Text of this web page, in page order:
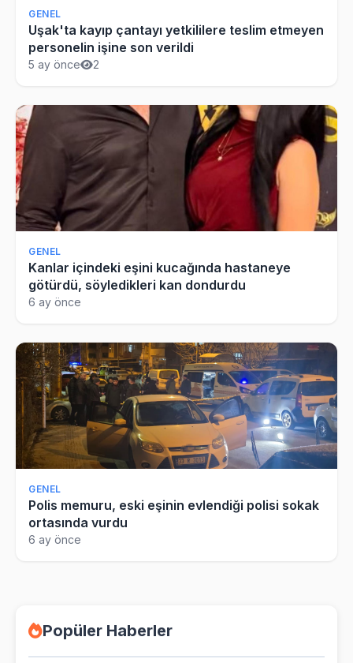
GENEL
Uşak'ta kayıp çantayı yetkililere teslim etmeyen
personelin işine son verildi
5 ay önce 2
GENEL
Kanlar içindeki eşini kucağında hastaneye
götürdü, söyledikleri kan dondurdu
6 ay önce
GENEL
Polis memuru, eski eşinin evlendiği polisi sokak
ortasında vurdu
6 ay önce
Popüler Haberler